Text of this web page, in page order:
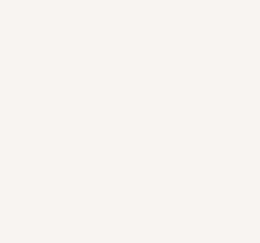
前夫失憶移情別戀，她
位少女，今夏最推純愛GL
，已中毒Σ>―(〃°ω°〃)♡→
是屬於他的停屍櫃？！
的一生將不由自主追逐著